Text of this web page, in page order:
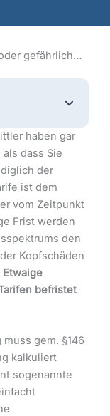
gefährlich…
haben gar
dass Sie
der
ist dem
vom Zeitpunkt
Frist werden
den
Kopfschäden
Etwaige
befristet
gem. §146
kalkuliert
sogenannte